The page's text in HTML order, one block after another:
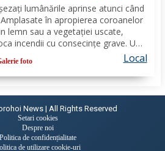
lumânările aprinse atunci când
în apropierea coroanelor
lemn sau a vegetației uscate,
incendii cu consecințe grave. Un
s-a produs ieri, în cimitirul din
comuna...
foto Local
News | All Rights Reserved
Setari cookies
Despre noi
Politica de confidențialitate
de utilizare cookie-uri